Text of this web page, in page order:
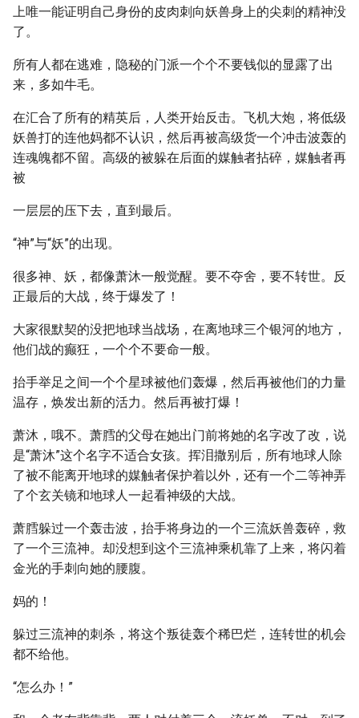
上唯一能证明自己身份的皮肉刺向妖兽身上的尖刺的精神没
了。
所有人都在逃难，隐秘的门派一个个不要钱似的显露了出
来，多如牛毛。
在汇合了所有的精英后，人类开始反击。飞机大炮，将低级
妖兽打的连他妈都不认识，然后再被高级货一个冲击波轰的
连魂魄都不留。高级的被躲在后面的媒触者拈碎，媒触者再
被
一层层的压下去，直到最后。
“神”与“妖”的出现。
很多神、妖，都像萧沐一般觉醒。要不夺舍，要不转世。反
正最后的大战，终于爆发了！
大家很默契的没把地球当战场，在离地球三个银河的地方，
他们战的癫狂，一个个不要命一般。
抬手举足之间一个个星球被他们轰爆，然后再被他们的力量
温存，焕发出新的活力。然后再被打爆！
萧沐，哦不。萧膤的父母在她出门前将她的名字改了改，说
是“萧沐”这个名字不适合女孩。挥泪撒别后，所有地球人除
了被不能离开地球的媒触者保护着以外，还有一个二等神弄
了个玄关镜和地球人一起看神级的大战。
萧膤躲过一个轰击波，抬手将身边的一个三流妖兽轰碎，救
了一个三流神。却没想到这个三流神乘机靠了上来，将闪着
金光的手刺向她的腰腹。
妈的！
躲过三流神的刺杀，将这个叛徒轰个稀巴烂，连转世的机会
都不给他。
“怎么办！”